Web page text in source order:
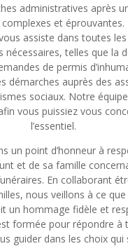
administratives après
et éprouvantes.
assiste dans toutes
nécessaires, telles que la
de permis
démarches auprès des
sociaux. Notre
vous puissiez vous
l’essentiel.
un point d’honneur à
et de sa famille
En collaborant
nous veillons à ce
un hommage fidèle et
formée pour répondre à
guider dans les choix qui